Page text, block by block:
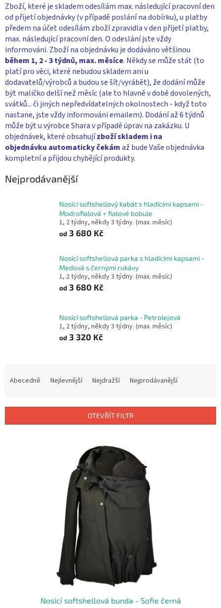
Zboží, které je skladem odesílám max. následující pracovní den
od přijetí objednávky (v případě poslání na dobírku), u platby
předem na účet odesílám zboží zpravidla v den přijetí platby,
max. následující pracovní den. O odeslání jste vždy
informováni. Zboží na objednávku je dodáváno většinou
během 1, 2 - 3 týdnů, max. měsíce. Někdy se může stát (to
platí pro věci, které nebudou skladem ani u
dodavatelů/výrobců a budou se šít/vyrábět), že dodání může
být maličko delší než měsíc (ale to hlavně v době dovolených,
svátků... či jiných nepředvídatelných okolnostech - když toto
nastane, jste vždy informováni emailem). Dodání až 6 týdnů
může být u výrobce Shara v případě úprav na zakázku. U
objednávek, které obsahujízboží skladem i na
objednávku automaticky čekámaž bude Vaše objednávka
kompletní a přijdou chybějící produkty.
Nejprodávanější
Nosící softshellový kabát s hladícími kapsami -
Modrofialová + fialové bobule
1, 2 týdny, někdy 3 týdny. (max. měsíc)
od 3 680 Kč
Nosící softshellová parka s hladícími kapsami -
Medová s černými rukávy
1, 2 týdny, někdy 3 týdny. (max. měsíc)
od 3 680 Kč
Nosící softshellová parka - Petrolejová
1, 2 týdny, někdy 3 týdny. (max. měsíc)
od 3 320 Kč
í
Abecedně Nejlevnější Nejdražší Nejprodávanější
OTEVŘÍT FILTR
Nosící softshellová bunda - Sofie černá